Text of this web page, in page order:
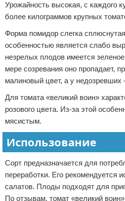
Урожайность высокая, с каждого
более килограммов крупных
Форма помидор слегка
особенностью является слабо
незрелых плодов имеется
мере созревания оно пропадает,
малиновый цвет, а у недозревших
Для томата «великий воин»
розового цвета. Из-за этой
мясистым.
Использование
Сорт предназначается для
переработки. Его рекомендуется
салатов. Плоды подходят для
По отзывам, томат «великий